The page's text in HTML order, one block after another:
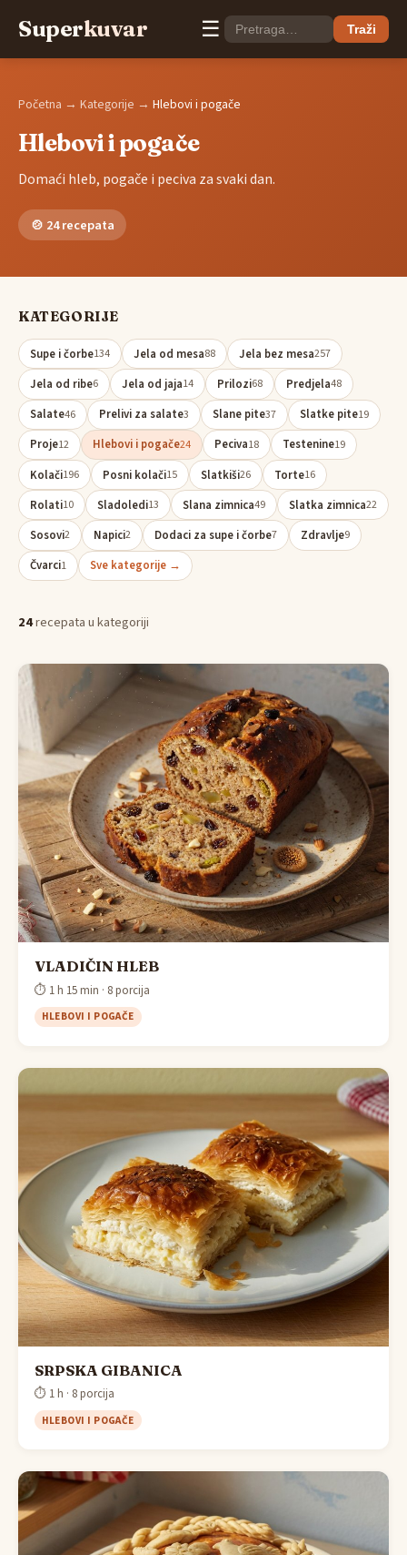
Superkuvar ☰ Traži
Početna → Kategorije → Hlebovi i pogače
Hlebovi i pogače
Domaći hleb, pogače i peciva za svaki dan.
🍲 24 recepata
KATEGORIJE
Supe i čorbe134 Jela od mesa88 Jela bez mesa257
Jela od ribe6 Jela od jaja14 Prilozi68 Predjela48
Salate46 Prelivi za salate3 Slane pite37 Slatke pite19
Proje12 Hlebovi i pogače24 Peciva18 Testenine19
Kolači196 Posni kolači15 Slatkiši26 Torte16
Rolati10 Sladoledi13 Slana zimnica49 Slatka zimnica22
Sosovi2 Napici2 Dodaci za supe i čorbe7 Zdravlje9
Čvarci1 Sve kategorije →
24recepata u kategoriji
VLADIČIN HLEB
⏱ 1 h 15 min · 8 porcija
HLEBOVI I POGAČE
SRPSKA GIBANICA
⏱ 1 h · 8 porcija
HLEBOVI I POGAČE